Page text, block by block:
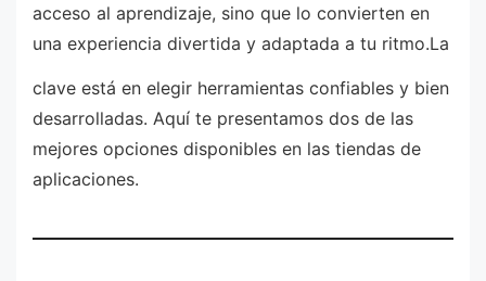
acceso al aprendizaje, sino que lo convierten en
una experiencia divertida y adaptada a tu ritmo.La
clave está en elegir herramientas confiables y bien
desarrolladas. Aquí te presentamos dos de las
mejores opciones disponibles en las tiendas de
aplicaciones.